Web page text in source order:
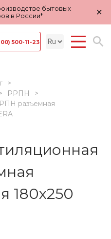
бытовых
в России*
×
500-11-23
РРПН
разъемная
180х250